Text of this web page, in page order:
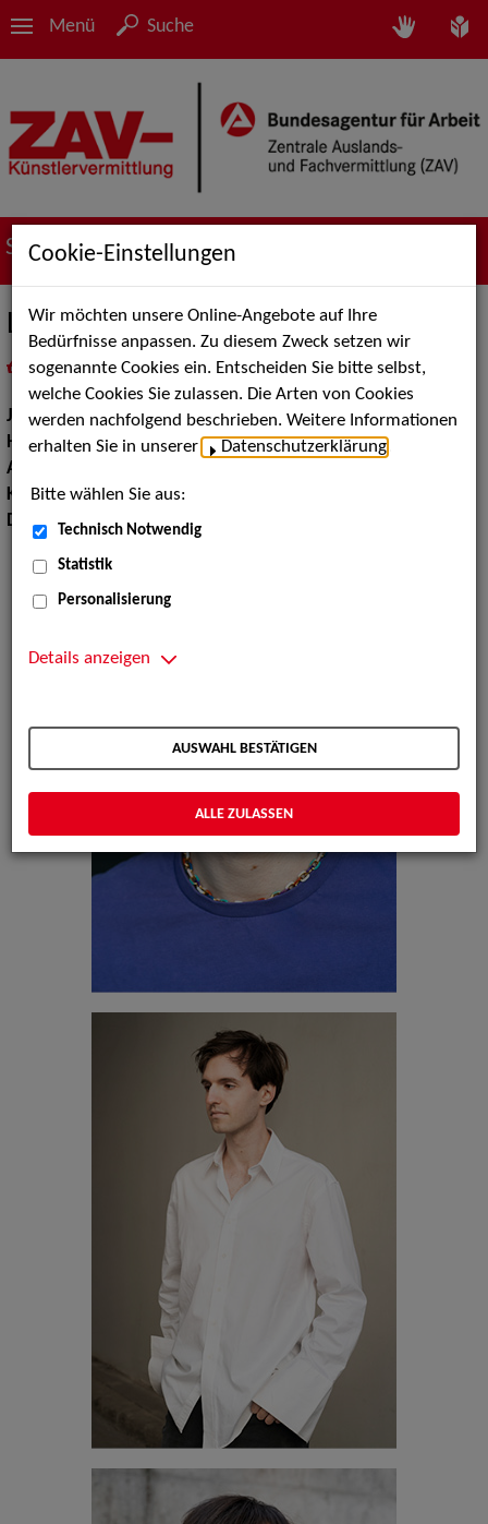
Menü Suche
Suche nach Künstler*innen
Ludwig Michael
als PDF speichern
inMeine Merklistelegen
Jahrgang:1999
Haarfarbe:dunkelbraun
Augenfarbe:
Körpergröße:178 cm
Dialekte:Sächsisch, Wienerisch
Cookie-Einstellungen
Wir möchten unsere Online-Angebote auf Ihre
Bedürfnisse anpassen. Zu diesem Zweck setzen wir
sogenannte Cookies ein. Entscheiden Sie bitte selbst,
welche Cookies Sie zulassen. Die Arten von Cookies
werden nachfolgend beschrieben. Weitere Informationen
erhalten Sie in unserer
Datenschutzerklärung
Bitte wählen Sie aus:
Technisch Notwendig
Statistik
Personalisierung
Details anzeigen
AUSWAHL BESTÄTIGEN
ALLE ZULASSEN